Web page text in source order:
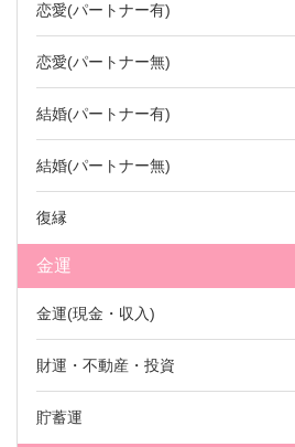
恋愛(パートナー有)
恋愛(パートナー無)
結婚(パートナー有)
結婚(パートナー無)
復縁
金運
金運(現金・収入)
財運・不動産・投資
貯蓄運